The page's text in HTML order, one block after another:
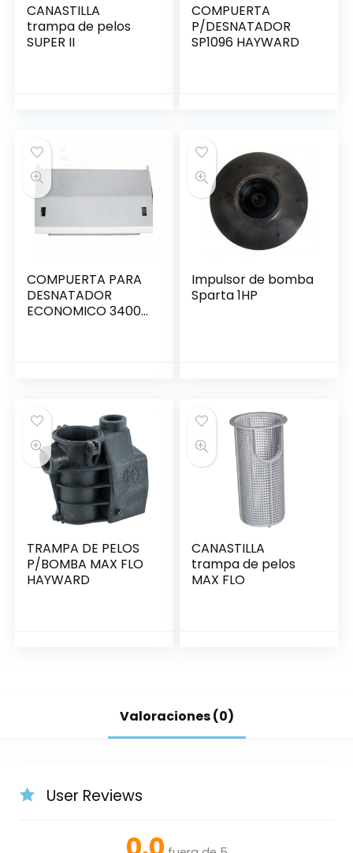
CANASTILLA
trampa de pelos
SUPER II
COMPUERTA
P/DESNATADOR
SP1096 HAYWARD
COMPUERTA PARA
DESNATADOR
ECONOMICO 3400
Impulsor de bomba
Sparta 1HP
TRAMPA DE PELOS
P/BOMBA MAX FLO
HAYWARD
CANASTILLA
trampa de pelos
MAX FLO
Valoraciones (0)
User Reviews